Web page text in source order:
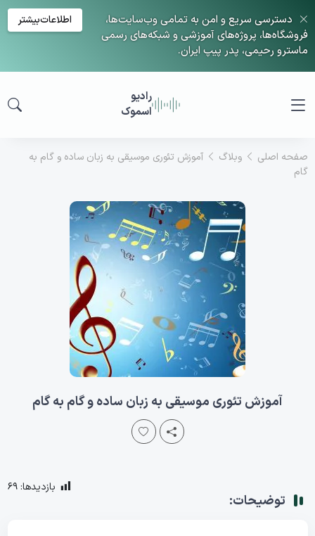
دسترسی سریع و امن به تمامی وب‌سایت‌ها،
فروشگاه‌ها، پروژه‌های آموزشی و شبکه‌های رسمی
ماسترو رحیمی، پدر پیپ ایران.
اطلاعات‌بیشتر
رادیو
اسموک
صفحه اصلی وبلاگ
آموزش تئوری موسیقی به زبان ساده و گام به
گام
آموزش تئوری موسیقی به زبان ساده و گام به گام
توضیحات:
بازدیدها: 69